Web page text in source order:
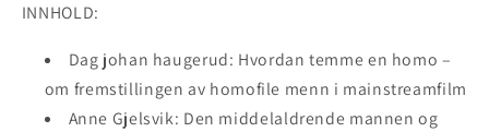
INNHOLD:
Dag johan haugerud: Hvordan temme en homo –
om fremstillingen av homofile menn i mainstreamfilm
Anne Gjelsvik: Den middelaldrende mannen og